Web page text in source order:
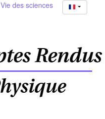
Vie des sciences